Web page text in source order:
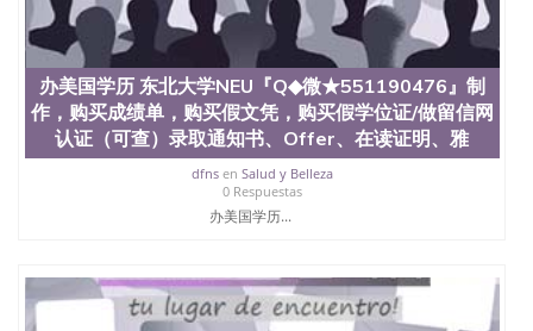
办美国学历 东北大学NEU『Q◆微★551190476』制
作，购买成绩单，购买假文凭，购买假学位证/做留信网
认证（可查）录取通知书、Offer、在读证明、雅
dfnsen Salud y Belleza
0 Respuestas
办美国学历...